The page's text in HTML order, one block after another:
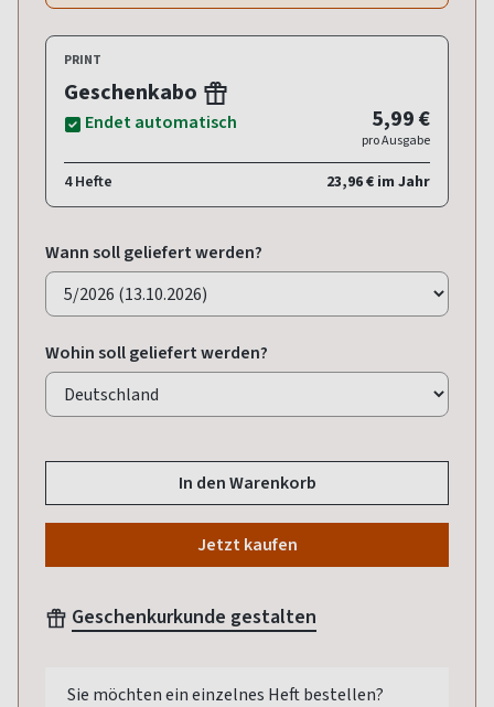
PRINT
Geschenkabo
Endet automatisch 5,99 €
pro Ausgabe
4 Hefte 23,96 € im Jahr
Wann soll geliefert werden?
Wohin soll geliefert werden?
In den Warenkorb
Jetzt kaufen
Geschenkurkunde gestalten
Sie möchten ein einzelnes Heft bestellen?